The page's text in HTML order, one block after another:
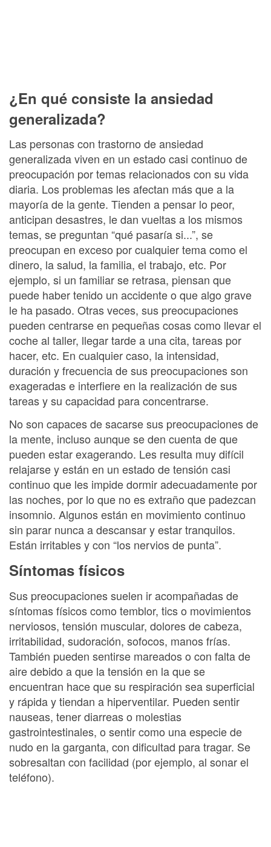
¿En qué consiste la ansiedad
generalizada?
Las personas con trastorno de ansiedad
generalizada viven en un estado casi continuo de
preocupación por temas relacionados con su vida
diaria. Los problemas les afectan más que a la
mayoría de la gente. Tienden a pensar lo peor,
anticipan desastres, le dan vueltas a los mismos
temas, se preguntan “qué pasaría si...”, se
preocupan en exceso por cualquier tema como el
dinero, la salud, la familia, el trabajo, etc. Por
ejemplo, si un familiar se retrasa, piensan que
puede haber tenido un accidente o que algo grave
le ha pasado. Otras veces, sus preocupaciones
pueden centrarse en pequeñas cosas como llevar el
coche al taller, llegar tarde a una cita, tareas por
hacer, etc. En cualquier caso, la intensidad,
duración y frecuencia de sus preocupaciones son
exageradas e interfiere en la realización de sus
tareas y su capacidad para concentrarse.
No son capaces de sacarse sus preocupaciones de
la mente, incluso aunque se den cuenta de que
pueden estar exagerando. Les resulta muy difícil
relajarse y están en un estado de tensión casi
continuo que les impide dormir adecuadamente por
las noches, por lo que no es extraño que padezcan
insomnio. Algunos están en movimiento continuo
sin parar nunca a descansar y estar tranquilos.
Están irritables y con “los nervios de punta”.
Síntomas físicos
Sus preocupaciones suelen ir acompañadas de
síntomas físicos como temblor, tics o movimientos
nerviosos, tensión muscular, dolores de cabeza,
irritabilidad, sudoración, sofocos, manos frías.
También pueden sentirse mareados o con falta de
aire debido a que la tensión en la que se
encuentran hace que su respiración sea superficial
y rápida y tiendan a hiperventilar. Pueden sentir
nauseas, tener diarreas o molestias
gastrointestinales, o sentir como una especie de
nudo en la garganta, con dificultad para tragar. Se
sobresaltan con facilidad (por ejemplo, al sonar el
teléfono).